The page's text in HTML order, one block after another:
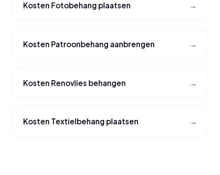
Kosten Fotobehang plaatsen
Kosten Patroonbehang aanbrengen
Kosten Renovlies behangen
Kosten Textielbehang plaatsen